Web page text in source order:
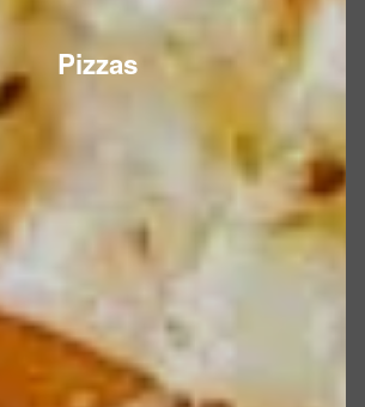
Pizzas